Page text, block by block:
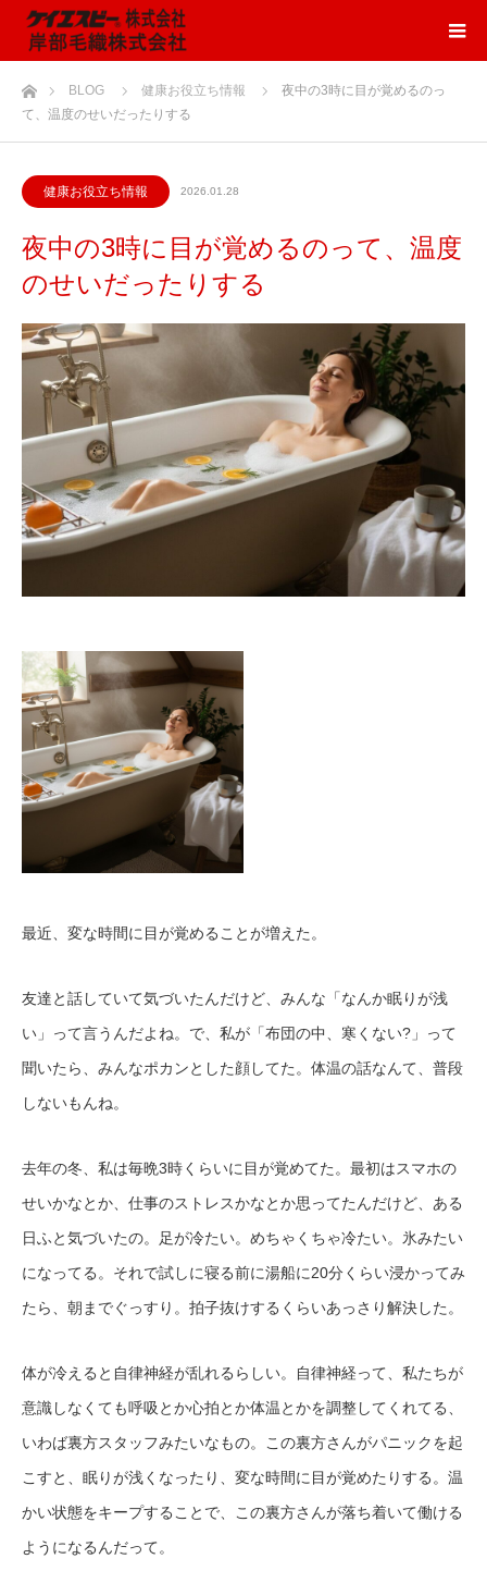
ホームBLOG 健康お役立ち情報
夜中の3時に目が覚めるのっ
て、温度のせいだったりする
健康お役立ち情報 2026.01.28
夜中の3時に目が覚めるのって、温度
のせいだったりする
最近、変な時間に目が覚めることが増えた。
友達と話していて気づいたんだけど、みんな「なんか眠りが浅
い」って言うんだよね。で、私が「布団の中、寒くない?」って
聞いたら、みんなポカンとした顔してた。体温の話なんて、普段
しないもんね。
去年の冬、私は毎晩3時くらいに目が覚めてた。最初はスマホの
せいかなとか、仕事のストレスかなとか思ってたんだけど、ある
日ふと気づいたの。足が冷たい。めちゃくちゃ冷たい。氷みたい
になってる。それで試しに寝る前に湯船に20分くらい浸かってみ
たら、朝までぐっすり。拍子抜けするくらいあっさり解決した。
体が冷えると自律神経が乱れるらしい。自律神経って、私たちが
意識しなくても呼吸とか心拍とか体温とかを調整してくれてる、
いわば裏方スタッフみたいなもの。この裏方さんがパニックを起
こすと、眠りが浅くなったり、変な時間に目が覚めたりする。温
かい状態をキープすることで、この裏方さんが落ち着いて働ける
ようになるんだって。